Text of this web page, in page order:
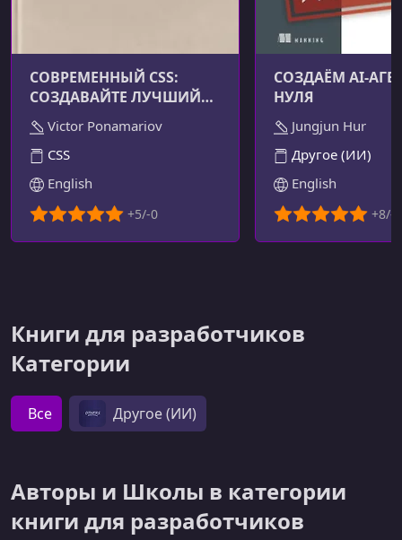
СОВРЕМЕННЫЙ CSS:
СОЗДАВАЙТЕ ЛУЧШИЙ
ПОЛЬЗОВАТЕЛЬСКИЙ
ОПЫТ
Victor Ponamariov
CSS
English
СОЗДАЁМ AI-
НУЛЯ
Jungjun Hur
Другое (ИИ)
English
Книги для разработчиков
Категории
Все Другое (ИИ)
Авторы и Школы в категории
книги для разработчиков